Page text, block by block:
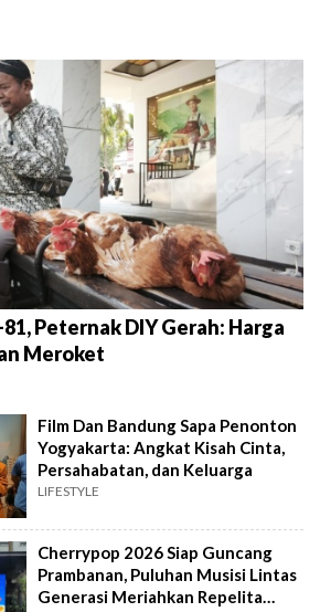
Peternak DIY Gerah: Harga
Meroket
Film Dan Bandung Sapa Penonton
Yogyakarta: Angkat Kisah Cinta,
Persahabatan, dan Keluarga
LIFESTYLE
Cherrypop 2026 Siap Guncang
Prambanan, Puluhan Musisi Lintas
Generasi Meriahkan Repelita